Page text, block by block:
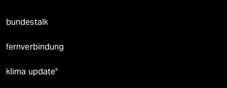
bundestalk
fernverbindung
klima update°